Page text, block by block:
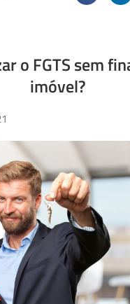
o FGTS sem
imóvel?